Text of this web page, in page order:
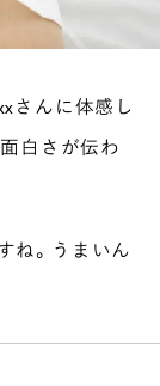
さんに体感し
白さが伝わ
ね。うまいん